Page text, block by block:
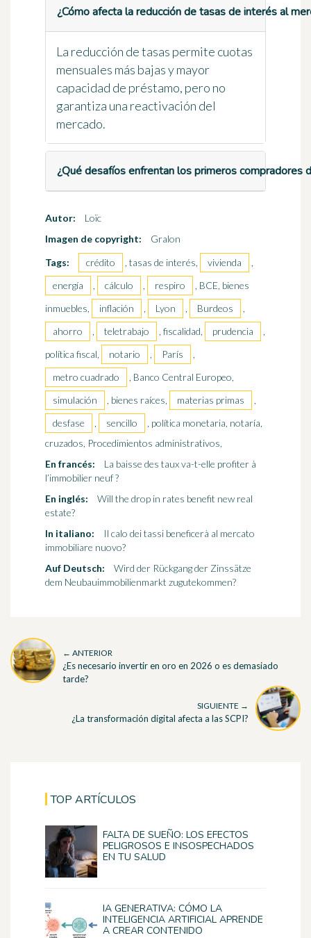
¿Cómo afecta la reducción de tasas de interés al
La reducción de tasas permite cuotas
mensuales más bajas y mayor
capacidad de préstamo, pero no
garantiza una reactivación del
mercado.
¿Qué desafíos enfrentan los primeros compradores
Autor:
Loïc
Imagen de copyright:
Gralon
Tags:
crédito , tasas de interés, vivienda
,
energía
, cálculo , respiro
, BCE, bienes
inmuebles,
inflación , Lyon , Burdeos
,
ahorro
, teletrabajo , fiscalidad, prudencia
,
política fiscal,
notario , París
,
metro cuadrado
, Banco Central Europeo,
simulación
, bienes raíces, materias primas
,
desfase
, sencillo
, política monetaria, notaría,
cruzados, Procedimientos administrativos,
En francés:
La baisse des taux va-t-elle profiter à
l’immobilier neuf ?
En inglés:
Will the drop in rates benefit new real
estate?
In italiano:
Il calo dei tassi beneficerà al mercato
immobiliare nuovo?
Auf Deutsch:
Wird der Rückgang der Zinssätze
dem Neubauimmobilienmarkt zugutekommen?
← ANTERIOR
¿Es necesario invertir en oro en 2026 o es demasiado
tarde?
SIGUIENTE →
¿La transformación digital afecta a las SCPI?
TOP ARTÍCULOS
FALTA DE SUEÑO: LOS EFECTOS
PELIGROSOS E INSOSPECHADOS
EN TU SALUD
IA GENERATIVA: CÓMO LA
INTELIGENCIA ARTIFICIAL APRENDE
A CREAR CONTENIDO